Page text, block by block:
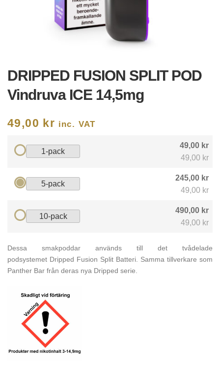
DRIPPED FUSION SPLIT POD
Vindruva ICE 14,5mg
49,00 kr inc. VAT
1-pack
49,00 kr
49,00 kr
5-pack
245,00 kr
49,00 kr
10-pack
490,00 kr
49,00 kr
Dessa smakpoddar används till det tvådelade
podsystemet Dripped Fusion Split Batteri. Samma tillverkare som
Panther Bar från deras nya Dripped serie.